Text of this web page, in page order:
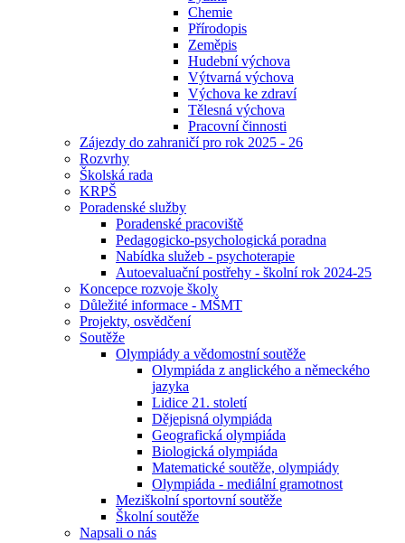
Chemie
Přírodopis
Zeměpis
Hudební výchova
Výtvarná výchova
Výchova ke zdraví
Tělesná výchova
Pracovní činnosti
Zájezdy do zahraničí pro rok 2025 - 26
Rozvrhy
Školská rada
KRPŠ
Poradenské služby
Poradenské pracoviště
Pedagogicko-psychologická poradna
Nabídka služeb - psychoterapie
Autoevaluační postřehy - školní rok 2024-25
Koncepce rozvoje školy
Důležité informace - MŠMT
Projekty, osvědčení
Soutěže
Olympiády a vědomostní soutěže
Olympiáda z anglického a německého
jazyka
Lidice 21. století
Dějepisná olympiáda
Geografická olympiáda
Biologická olympiáda
Matematické soutěže, olympiády
Olympiáda - mediální gramotnost
Meziškolní sportovní soutěže
Školní soutěže
Napsali o nás